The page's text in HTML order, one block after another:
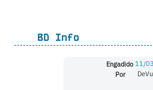
BD Info
Engadido 11/
Por